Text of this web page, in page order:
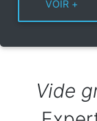
Vide